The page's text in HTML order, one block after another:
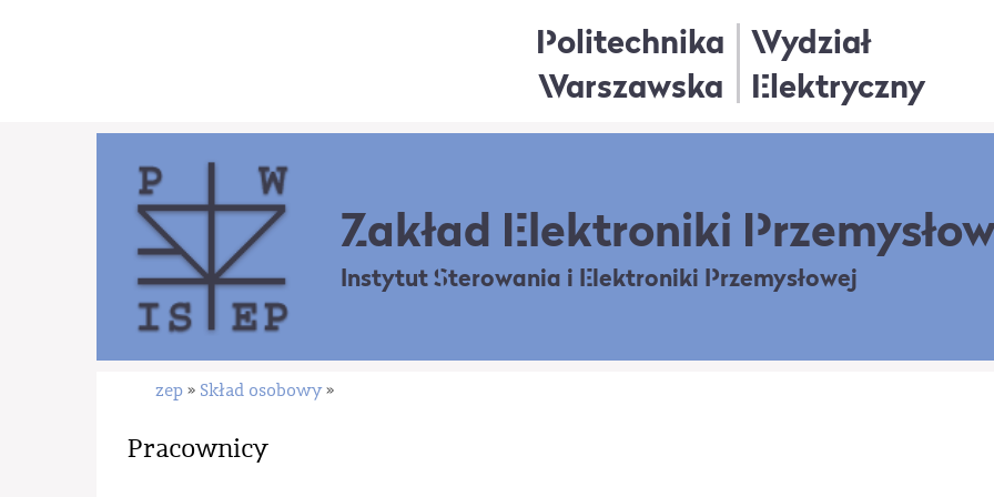
Politechnika
Warszawska
Wydział
Elektryczny
Zakład Elektroniki
Instytut Sterowania i Elektroniki Przemysłowej
zep » Skład osobowy »
Pracownicy